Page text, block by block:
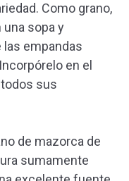
Como grano,
una sopa y
las empandas
en el
sus
de mazorca de
sumamente